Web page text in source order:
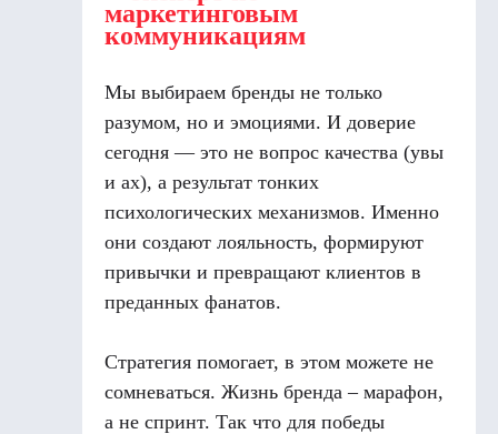
маркетинговым
коммуникациям
Мы выбираем бренды не только
разумом, но и эмоциями. И доверие
сегодня — это не вопрос качества (увы
и ах), а результат тонких
психологических механизмов. Именно
они создают лояльность, формируют
привычки и превращают клиентов в
преданных фанатов.
Стратегия помогает, в этом можете не
сомневаться. Жизнь бренда – марафон,
а не спринт. Так что для победы